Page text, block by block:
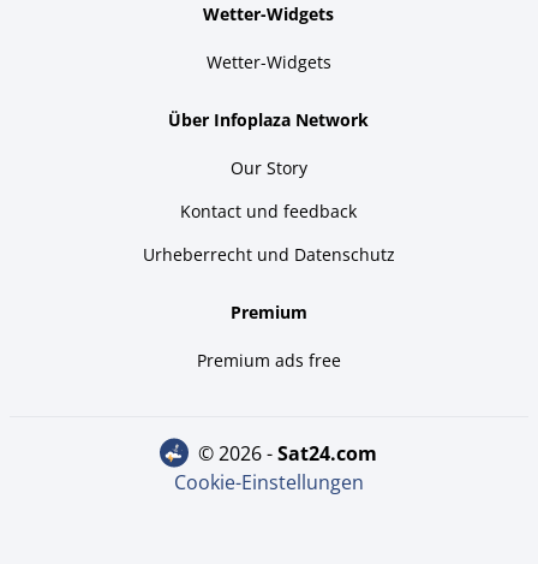
Wetter-Widgets
Wetter-Widgets
Über Infoplaza Network
Our Story
Kontact und feedback
Urheberrecht und Datenschutz
Premium
Premium ads free
© 2026 - sat24.com
Cookie-Einstellungen